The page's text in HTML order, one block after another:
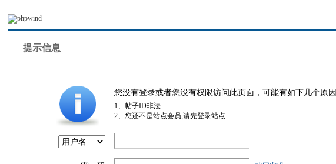
提示信息
您没有登录或者您没有权限访问此页面，可能有如下几个原因
1、帖子ID非法
2、您还不是站点会员,请先登录站点